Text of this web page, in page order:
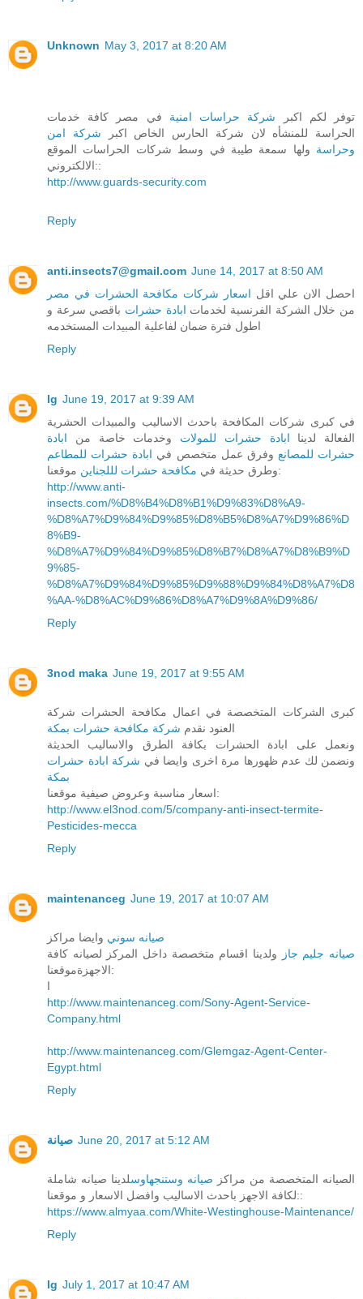
Unknown May 3, 2017 at 8:20 AM
توفر لكم اكبر شركة حراسات امنية في مصر كافة خدمات
الحراسة للمنشأه لان شركة الحارس الخاص اكبر شركة امن
وحراسة ولها سمعة طيبة في وسط شركات الحراسات الموقع
الالكتروني::
http://www.guards-security.com
Reply
anti.insects7@gmail.com June 14, 2017 at 8:50 AM
احصل الان علي اقل اسعار شركات مكافحة الحشرات في مصر
من خلال الشركة الفرنسية لخدمات ابادة حشرات باقصي سرعة و
اطول فترة ضمان لفاعلية المبيدات المستخدمه
Reply
lg June 19, 2017 at 9:39 AM
في كبرى شركات المكافحة باحدث الاساليب والمبيدات الحشرية
الفعالة لدينا ابادة حشرات للمولات وخدمات خاصة من ابادة
حشرات للمصانع وفرق عمل متخصص في ابادة حشرات للمطاعم
وطرق حديثة في مكافحة حشرات لللجناين
موقعنا:
http://www.anti-
insects.com/%D8%B4%D8%B1%D9%83%D8%A9-
%D8%A7%D9%84%D9%85%D8%B5%D8%A7%D9%86%D
8%B9-
%D8%A7%D9%84%D9%85%D8%B7%D8%A7%D8%B9%D
9%85-
%D8%A7%D9%84%D9%85%D9%88%D9%84%D8%A7%D8
%AA-%D8%AC%D9%86%D8%A7%D9%8A%D9%86/
Reply
3nod maka June 19, 2017 at 9:55 AM
كبرى الشركات المتخصصة في اعمال مكافحة الحشرات شركة
العنود نقدم شركة مكافحة حشرات بمكة
ونعمل على ابادة الحشرات بكافة الطرق والاساليب الحديثة
ونضمن لك عدم ظهورها مرة اخرى وايضا في شركة ابادة حشرات
بمكة
اسعار مناسبة وعروض صيفية موقعنا:
http://www.el3nod.com/5/company-anti-insect-termite-
Pesticides-mecca
Reply
maintenanceg June 19, 2017 at 10:07 AM
صيانه سوني وايضا مراكز
صيانه جليم جاز
ولدينا اقسام متخصصة داخل المركز لصيانه كافة
الاجهزةموقعنا:
ا
http://www.maintenanceg.com/Sony-Agent-Service-
Company.html
http://www.maintenanceg.com/Glemgaz-Agent-Center-
Egypt.html
Reply
صيانة June 20, 2017 at 5:12 AM
الصيانه المتخصصة من مراكز صيانه وستنجهاوسلدينا صيانه شاملة
لكافة الاجهز باحدث الاساليب وافضل الاسعار و موقعنا::
https://www.almyaa.com/White-Westinghouse-Maintenance/
Reply
lg July 1, 2017 at 10:47 AM